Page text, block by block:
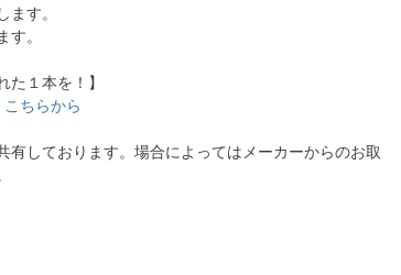
ます。
す。
た１本を！】
こちらから
しております。場合によってはメーカーからのお取